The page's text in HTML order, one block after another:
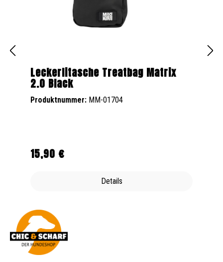
Leckerlitasche Treatbag Matrix
2.0 Black
Produktnummer: MM-01704
Regulärer Preis:
15,90 €
Details